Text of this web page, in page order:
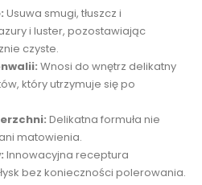
Usuwa smugi, tłuszcz i
i luster, pozostawiając
czyste.
Wnosi do wnętrz delikatny
który utrzymuje się po
Delikatna formuła nie
matowienia.
Innowacyjna receptura
bez konieczności polerowania.